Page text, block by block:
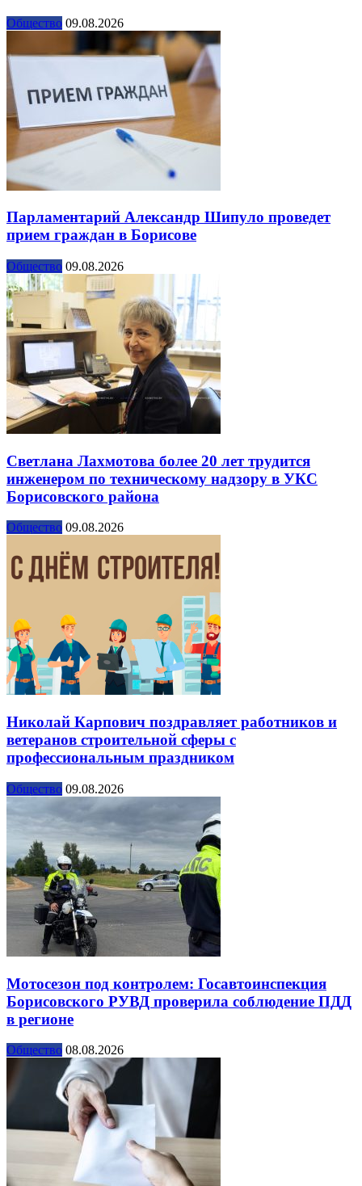
Общество 09.08.2026
Парламентарий Александр Шипуло проведет
прием граждан в Борисове
Общество 09.08.2026
Светлана Лахмотова более 20 лет трудится
инженером по техническому надзору в УКС
Борисовского района
Общество 09.08.2026
Николай Карпович поздравляет работников и
ветеранов строительной сферы с
профессиональным праздником
Общество 09.08.2026
Мотосезон под контролем: Госавтоинспекция
Борисовского РУВД проверила соблюдение ПДД
в регионе
Общество 08.08.2026